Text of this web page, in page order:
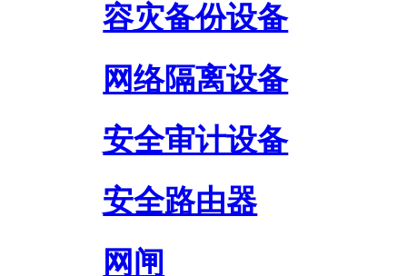
容灾备份设备
网络隔离设备
安全审计设备
安全路由器
网闸